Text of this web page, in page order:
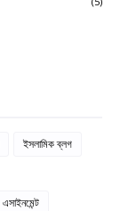
ইসলামিক ব্লগ
এসাইনমেন্ট